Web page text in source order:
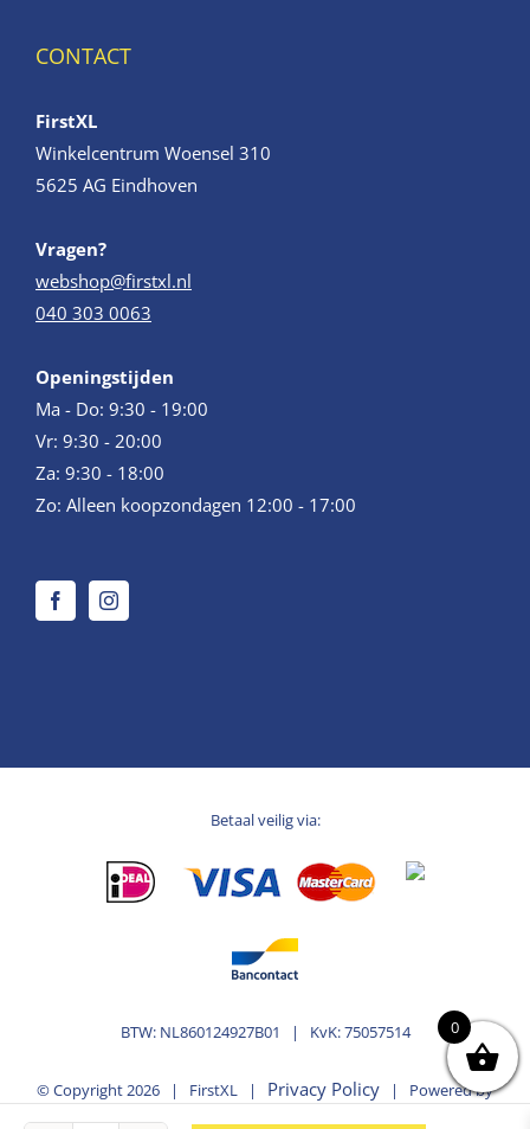
CONTACT
FirstXL
Winkelcentrum Woensel 310
5625 AG Eindhoven
Vragen?
webshop@firstxl.nl
040 303 0063
Openingstijden
Ma - Do: 9:30 - 19:00
Vr: 9:30 - 20:00
Za: 9:30 - 18:00
Zo: Alleen koopzondagen 12:00 - 17:00
Betaal veilig via:
BTW: NL860124927B01 | KvK: 75057514
© Copyright2026 | FirstXL | Privacy Policy | Powered by
MplusKASSA Woocommerce&WooCommerce
0